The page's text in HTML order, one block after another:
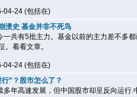
04-24 (包括在)
溃史 基金并非不死鸟
一共有5批主力。基金以前的主力差不多
。看看文章。
04-24 (包括在)
”？股市怎么了？
多年高速发展，但中国股市却呈反向运行.